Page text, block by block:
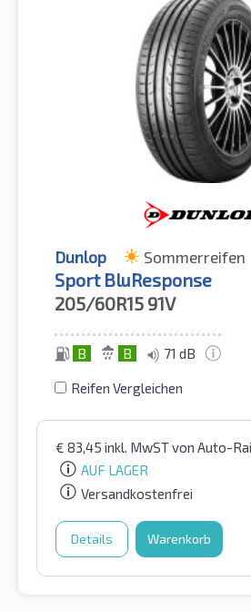
Dunlop Sommerreifen
Sport BluResponse
205/60R15 91V
B B 71 dB
Reifen Vergleichen
€ 83,45 inkl. MwSTvon Auto-
AUF LAGER
Versandkostenfrei
Details Warenkorb